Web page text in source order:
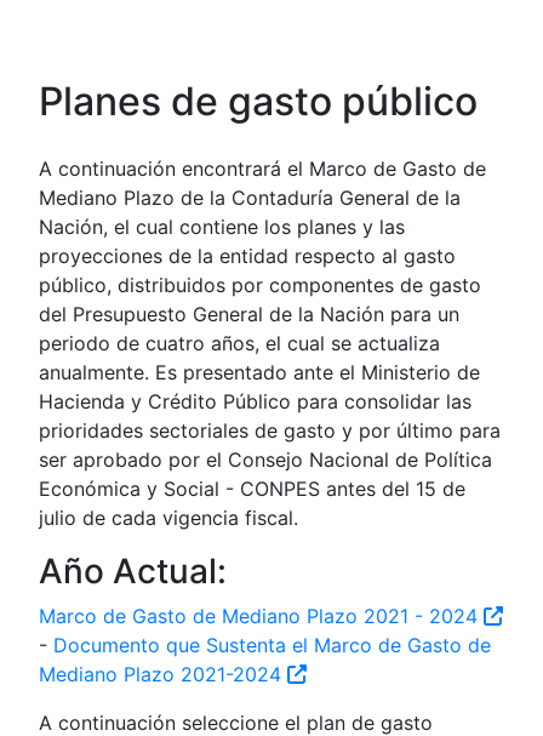
Planes de gasto público
A continuación encontrará el Marco de Gasto de
Mediano Plazo de la Contaduría General de la
Nación, el cual contiene los planes y las
proyecciones de la entidad respecto al gasto
público, distribuidos por componentes de gasto
del Presupuesto General de la Nación para un
periodo de cuatro años, el cual se actualiza
anualmente. Es presentado ante el Ministerio de
Hacienda y Crédito Público para consolidar las
prioridades sectoriales de gasto y por último para
ser aprobado por el Consejo Nacional de Política
Económica y Social - CONPES antes del 15 de
julio de cada vigencia fiscal.
Año Actual:
Marco de Gasto de Mediano Plazo 2021 - 2024
- Documento que Sustenta el Marco de Gasto de
Mediano Plazo 2021-2024
A continuación seleccione el plan de gasto